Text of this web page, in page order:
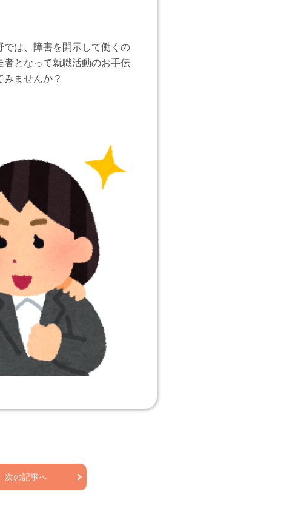
は、障害を開示して働くの
となって就職活動のお手伝
ませんか？
次の記事へ